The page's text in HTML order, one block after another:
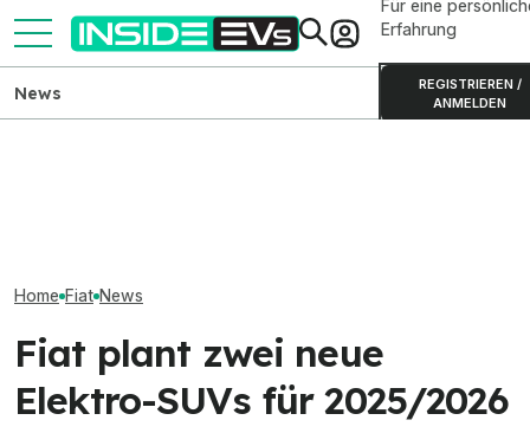
Für eine
Erfahrung
REGISTRIEREN /
ANMELDEN
News
Home Fiat News
Fiat plant zwei neue
Elektro-SUVs für 2025/2026